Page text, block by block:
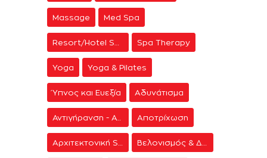
Massage Med Spa
Spa Therapy
Yoga Yoga & Pilates
Ύπνος και Ευεξία Αδυνάτισμα
Αντιγήρανση - Ανάπλαση Προσώπου Αποτρίχωση